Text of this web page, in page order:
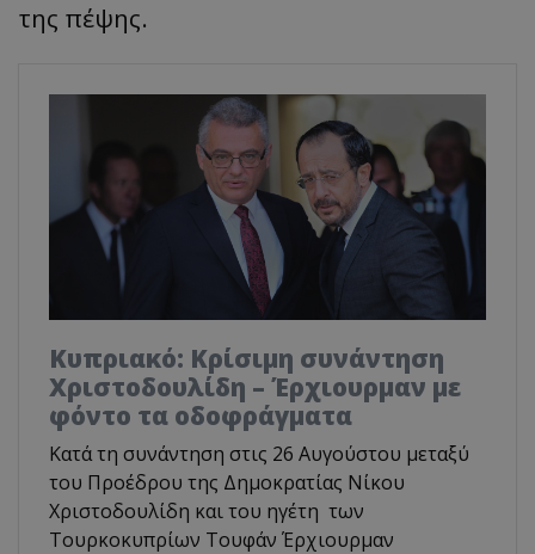
της πέψης.
Κυπριακό: Κρίσιμη συνάντηση
Χριστοδουλίδη – Έρχιουρμαν με
φόντο τα οδοφράγματα
Κατά τη συνάντηση στις 26 Αυγούστου μεταξύ
του Προέδρου της Δημοκρατίας Νίκου
Χριστοδουλίδη και του ηγέτη των
Τουρκοκυπρίων Τουφάν Έρχιουρμαν